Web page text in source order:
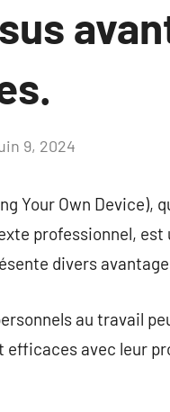
9, 2024
Your Own Device),
professionnel,
divers
au travail
efficaces avec leur